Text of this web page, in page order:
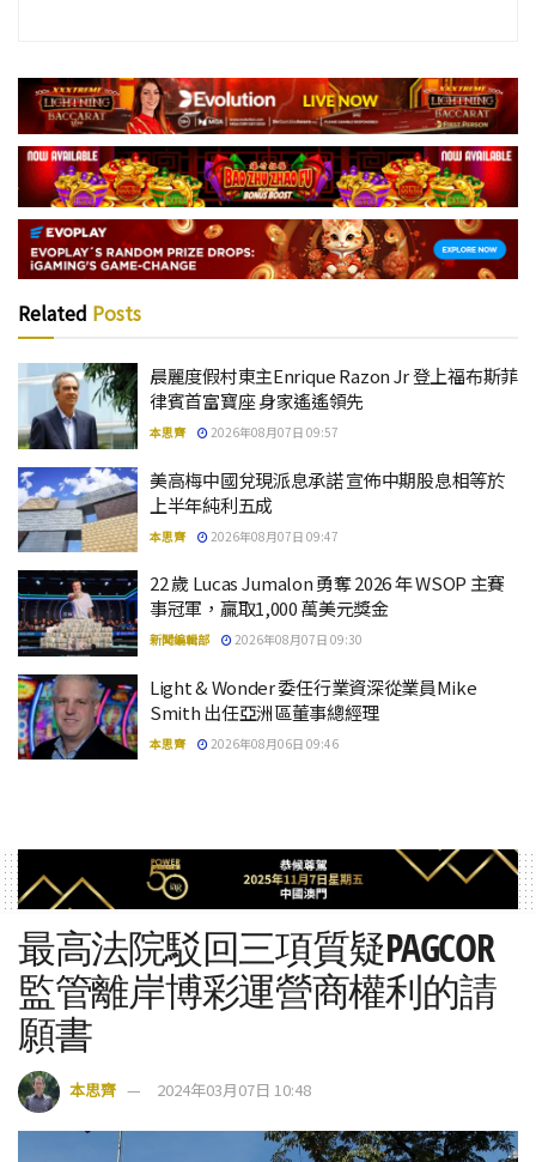
Related Posts
晨麗度假村東主Enrique Razon Jr 登上福布斯菲
律賓首富寶座 身家遙遙領先
本思齊 2026年08月07日 09:57
美高梅中國兌現派息承諾 宣佈中期股息相等於
上半年純利五成
本思齊 2026年08月07日 09:47
22 歲 Lucas Jumalon 勇奪 2026 年 WSOP 主賽
事冠軍，贏取1,000 萬美元獎金
新聞編輯部 2026年08月07日 09:30
Light & Wonder 委任行業資深從業員Mike
Smith 出任亞洲區董事總經理
本思齊 2026年08月06日 09:46
最高法院駁回三項質疑PAGCOR
監管離岸博彩運營商權利的請
願書
本思齊 2024年03月07日 10:48